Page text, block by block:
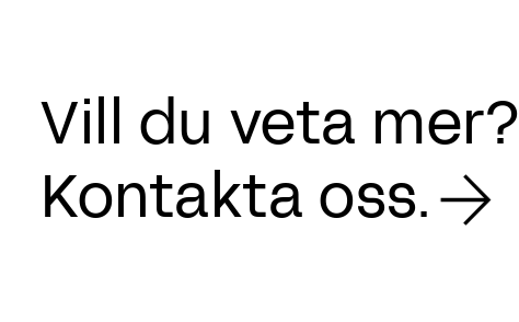
Vill du veta mer?
Kontakta oss.